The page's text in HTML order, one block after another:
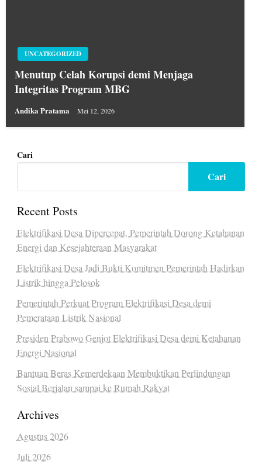
UNCATEGORIZED
Menutup Celah Korupsi demi Menjaga
Integritas Program MBG
Andika Pratama Mei 12, 2026
Cari
Cari
Recent Posts
Elektrifikasi Desa Dipercepat, Pemerintah Dorong Ketahanan
Energi dan Kesejahteraan Masyarakat
Elektrifikasi Desa Jadi Bukti Komitmen Pemerintah Hadirkan
Listrik hingga Pelosok
Pemerintah Perkuat Program Elektrifikasi Desa demi
Pemerataan Listrik Nasional
Presiden Prabowo Genjot Elektrifikasi Desa demi Ketahanan
Energi Nasional
Bantuan Beras Kemerdekaan Membuktikan Perlindungan
Sosial Berjalan sampai ke Rumah Rakyat
Archives
Agustus 2026
Juli 2026